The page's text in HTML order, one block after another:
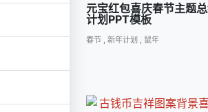
元宝红包喜庆春节主题
计划PPT模板
春节 新年计划 鼠年